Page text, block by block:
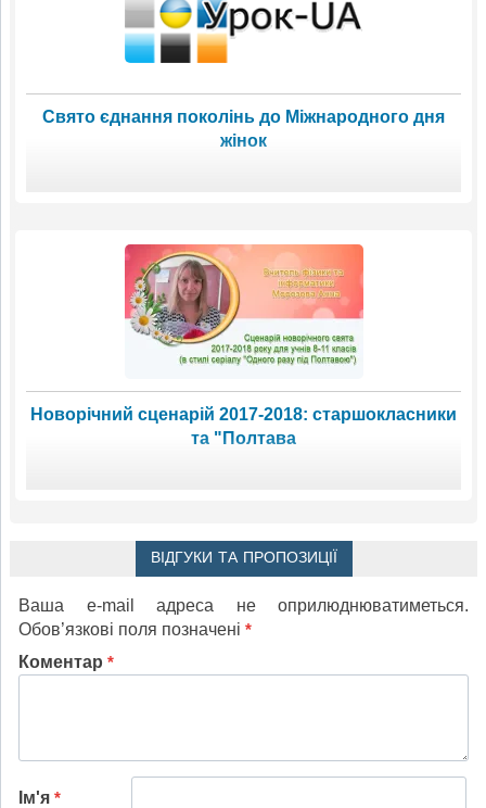
Свято єднання поколінь до Міжнародного дня
жінок
Новорічний сценарій 2017-2018: старшокласники
та "Полтава
ВІДГУКИ ТА ПРОПОЗИЦІЇ
Ваша e-mail адреса не оприлюднюватиметься.
Обов’язкові поля позначені *
Коментар *
Ім'я *